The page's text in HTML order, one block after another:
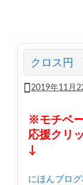
クロス円
2019年11月
※モチベ
応援クリ
↓
にほんブロ